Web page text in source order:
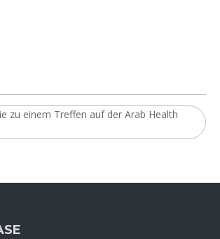
zu einem Treffen auf der Arab Health